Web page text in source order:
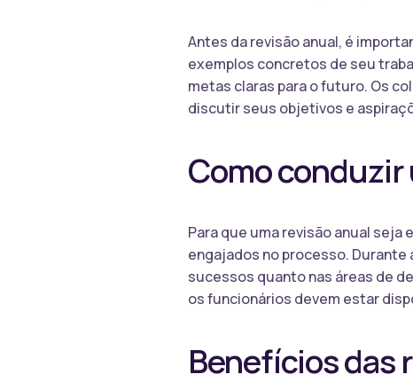
Antes da revisão anual, é
exemplos concretos de seu
metas claras para o futuro. Os
discutir seus objetivos e
Como
Para que uma revisão anual
engajados no processo.
sucessos quanto nas áreas de
os funcionários devem estar
Benefícios das